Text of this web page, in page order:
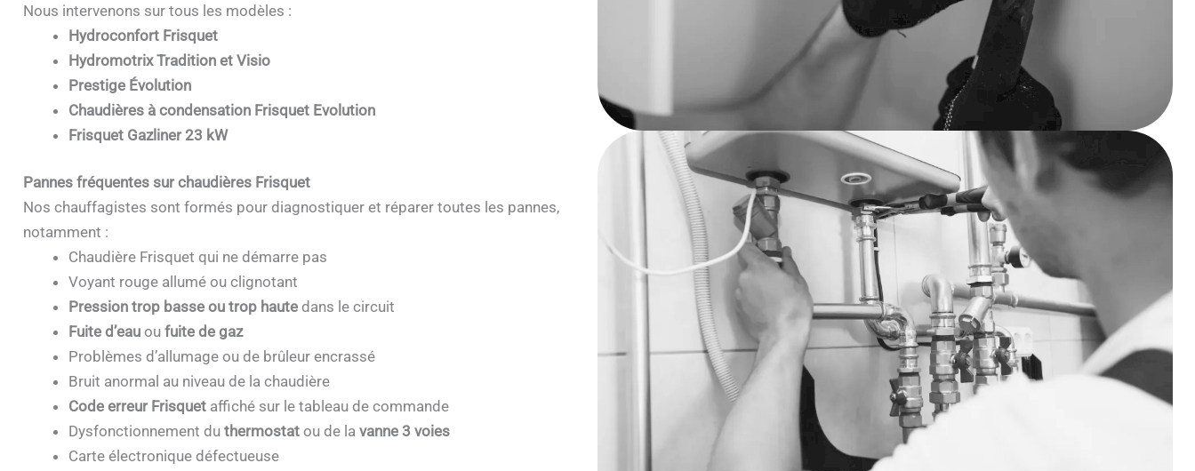
Nous intervenons sur tous les modèles :
Hydroconfort Frisquet
Hydromotrix Tradition et Visio
Prestige Évolution
Chaudières à condensation Frisquet Evolution
Frisquet Gazliner 23 kW
Pannes fréquentes sur chaudières Frisquet
Nos chauffagistes sont formés pour diagnostiquer et réparer toutes les pannes,
notamment :
Chaudière Frisquet qui ne démarre pas
Voyant rouge allumé ou clignotant
Pression trop basse ou trop hautedans le circuit
Fuite d’eauou fuite de gaz
Problèmes d’allumage ou de brûleur encrassé
Bruit anormal au niveau de la chaudière
Code erreur Frisquetaffiché sur le tableau de commande
Dysfonctionnement du thermostatou de la vanne 3 voies
Carte électronique défectueuse